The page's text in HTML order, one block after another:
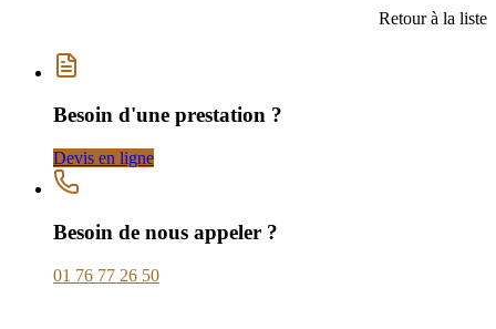
Retour à la liste
Besoin d'une prestation ?
Devis en ligne
Besoin de nous appeler ?
01 76 77 26 50